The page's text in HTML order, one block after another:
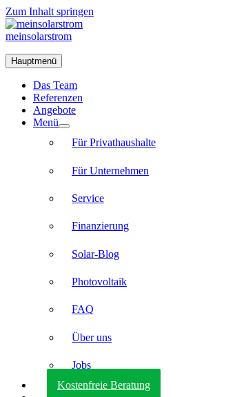
Zum Inhalt springen
meinsolarstrom
Hauptmenü
Das Team
Referenzen
Angebote
Menü
Für Privathaushalte
Für Unternehmen
Service
Finanzierung
Solar-Blog
Photovoltaik
FAQ
Über uns
Jobs
Kostenfreie Beratung